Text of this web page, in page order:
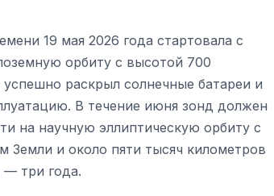
19 мая 2026 года стартовала с
орбиту с высотой 700
раскрыл солнечные батареи и
В течение июня зонд должен
на научную эллиптическую орбиту с
Земли и около пяти тысяч километров
три года.